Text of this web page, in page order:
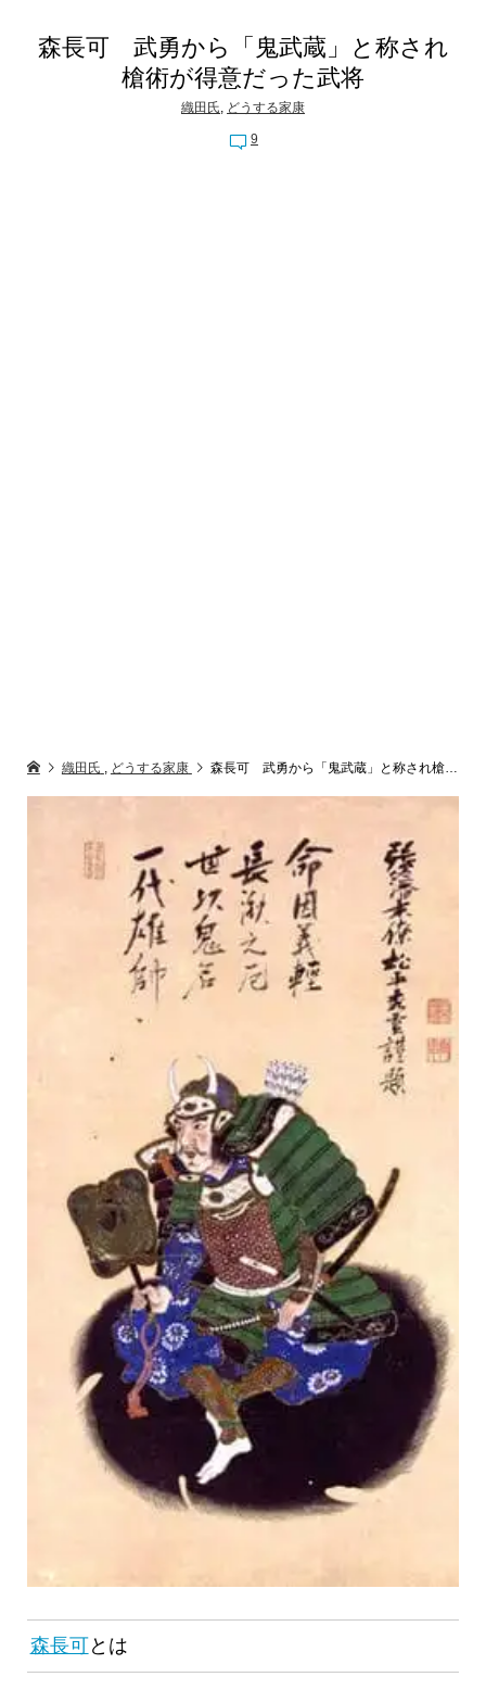
森長可 武勇から「鬼武蔵」と称され
槍術が得意だった武将
織田氏, どうする家康
9
織田氏 , どうする家康 森長可 武勇から「鬼武蔵」と称され槍術が得意だった武将
森長可とは